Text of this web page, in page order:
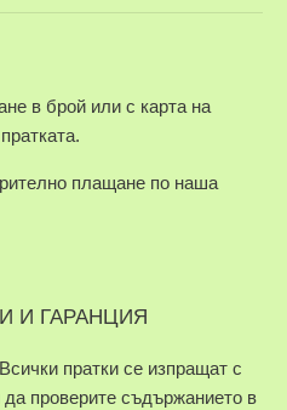
в брой или с карта на
плащане по наша
И ГАРАНЦИЯ
пратки се изпращат с
проверите съдържанието в